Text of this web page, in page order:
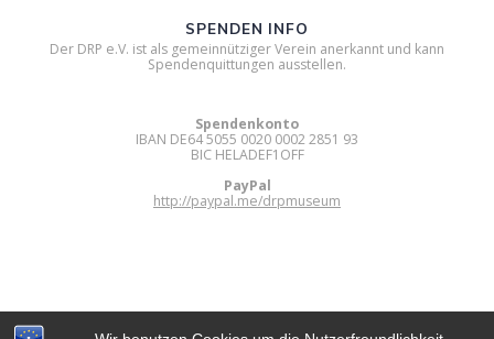
SPENDEN INFO
Der DRP e.V. ist als gemeinnütziger Verein anerkannt und kann
Spendenquittungen ausstellen.
Spendenkonto
IBAN DE64 5055 0020 0002 2851 93
BIC HELADEF1OFF
PayPal
http://paypal.me/drpmuseum